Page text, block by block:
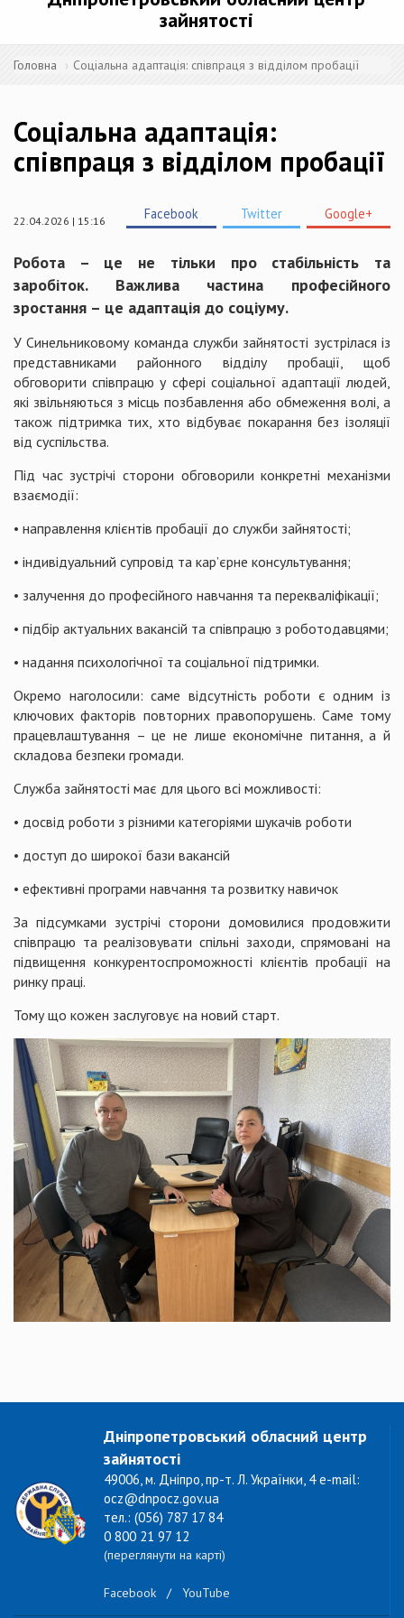
зайнятості
Головна Соціальна адаптація: співпраця з відділом пробації
Соціальна адаптація:
співпраця з відділом пробації
22.04.2026 | 15:16 Facebook Twitter Google+
Робота – це не тільки про стабільність та
заробіток. Важлива частина професійного
зростання – це адаптація до соціуму.
У Синельниковому команда служби зайнятості зустрілася із
представниками районного відділу пробації, щоб
обговорити співпрацю у сфері соціальної адаптації людей,
які звільняються з місць позбавлення або обмеження волі, а
також підтримка тих, хто відбуває покарання без ізоляції
від суспільства.
Під час зустрічі сторони обговорили конкретні механізми
взаємодії:
• направлення клієнтів пробації до служби зайнятості;
• індивідуальний супровід та кар’єрне консультування;
• залучення до професійного навчання та перекваліфікації;
• підбір актуальних вакансій та співпрацю з роботодавцями;
• надання психологічної та соціальної підтримки.
Окремо наголосили: саме відсутність роботи є одним із
ключових факторів повторних правопорушень. Саме тому
працевлаштування – це не лише економічне питання, а й
складова безпеки громади.
Служба зайнятості має для цього всі можливості:
• досвід роботи з різними категоріями шукачів роботи
• доступ до широкої бази вакансій
• ефективні програми навчання та розвитку навичок
За підсумками зустрічі сторони домовилися продовжити
співпрацю та реалізовувати спільні заходи, спрямовані на
підвищення конкурентоспроможності клієнтів пробації на
ринку праці.
Тому що кожен заслуговує на новий старт.
Дніпропетровський обласний центр
зайнятості
49006, м. Дніпро, пр-т. Л. Українки, 4 e-mail:
ocz@dnpocz.gov.ua
тел.: (056) 787 17 84
0 800 21 97 12
(переглянути на карті)
Facebook / YouTube